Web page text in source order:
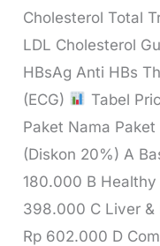
Cholesterol Total
LDL Cholesterol
HBsAg Anti HBs
(ECG)
Tabel
Paket Nama
(Diskon 20%) A
180.000 B
398.000 C Liver &
Rp 602.000 D